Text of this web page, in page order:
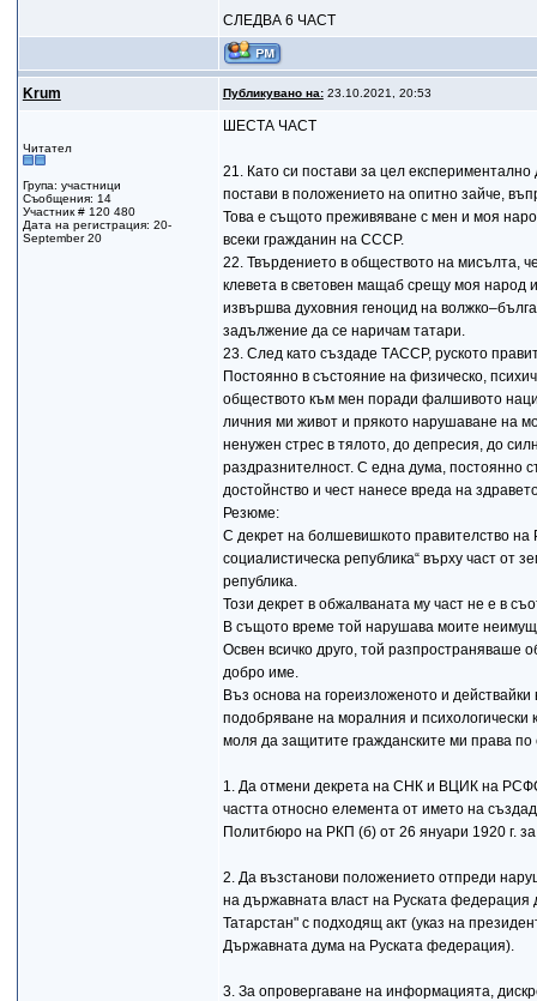
СЛЕДВА 6 ЧАСТ
Krum Публикувано на:23.10.2021, 20:53
Читател
Група: участници
Съобщения: 14
Участник # 120 480
Дата на регистрация: 20-
September 20
ШЕСТА ЧАСТ
21. Като си постави за цел
постави в положението на опитно зайче,
Това е същото преживяване с мен и моя
всеки гражданин на СССР.
22. Твърдението в обществото на мисълта,
клевета в световен мащаб срещу моя народ
извършва духовния геноцид на
задължение да се наричам татари.
23. След като създаде ТАССР, руското
Постоянно в състояние на физическо,
обществото към мен поради фалшивото
личния ми живот и прякото нарушаване на
ненужен стрес в тялото, до депресия, до
раздразнителност. С една дума, постоянно
достойнство и чест нанесе вреда на
Резюме:
С декрет на болшевишкото правителство
социалистическа република“ върху част от
република.
Този декрет в обжалваната му част не е в
В същото време той нарушава моите
Освен всичко друго, той разпространяваше
добро име.
Въз основа на гореизложеното и
подобряване на моралния и
моля да защитите гражданските ми права по
1. Да отмени декрета на СНК и ВЦИК на
частта относно елемента от името на
Политбюро на РКП (б) от 26 януари 1920 г.
2. Да възстанови положението отпреди
на държавната власт на Руската федерация
Татарстан" с подходящ акт (указ на
Държавната дума на Руската федерация).
3. За опровергаване на информацията,